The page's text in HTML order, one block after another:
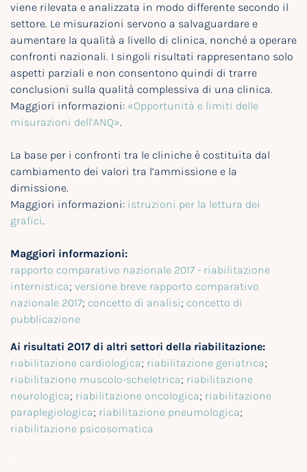
viene rilevata e analizzata in modo differente secondo il
settore. Le misurazioni servono a salvaguardare e
aumentare la qualità a livello di clinica, nonché a operare
confronti nazionali. I singoli risultati rappresentano solo
aspetti parziali e non consentono quindi di trarre
conclusioni sulla qualità complessiva di una clinica.
Maggiori informazioni: «Opportunità e limiti delle
misurazioni dell’ANQ».
La base per i confronti tra le cliniche è costituita dal
cambiamento dei valori tra l’ammissione e la
dimissione.
Maggiori informazioni: istruzioni per la lettura dei
grafici.
Maggiori informazioni:
rapporto comparativo nazionale 2017 - riabilitazione
internistica; versione breve rapporto comparativo
nazionale 2017; concetto di analisi; concetto di
pubblicazione
Ai risultati 2017 di altri settori della riabilitazione:
riabilitazione cardiologica; riabilitazione geriatrica;
riabilitazione muscolo-scheletrica; riabilitazione
neurologica; riabilitazione oncologica; riabilitazione
paraplegiologica; riabilitazione pneumologica;
riabilitazione psicosomatica